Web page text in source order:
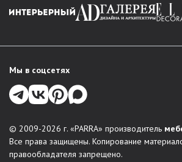
Мы в соцсетях
© 2009-2026 г. «PARRA» производитель
Все права защищены. Копирование
правообладателя запрещено.